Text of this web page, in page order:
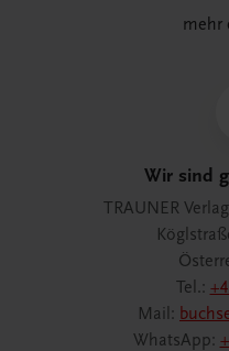
mehr
Wir sind
TRAUNER
Tel.:
Mail:
WhatsApp: